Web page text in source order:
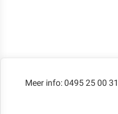
Meer info: 0495 25 00 31